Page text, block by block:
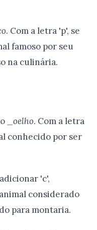
. Com a letra 'p', se
famoso por seu
na culinária.
_oelho. Com a letra
conhecido por ser
'c',
considerado
para montaria.